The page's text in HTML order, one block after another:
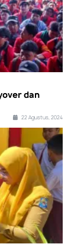
dan
22 Agustus, 2024